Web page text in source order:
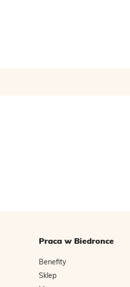
Praca w Biedronce
Benefity
Sklep